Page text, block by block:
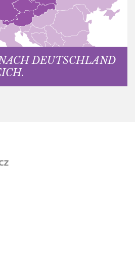
DEUTSCHLAND